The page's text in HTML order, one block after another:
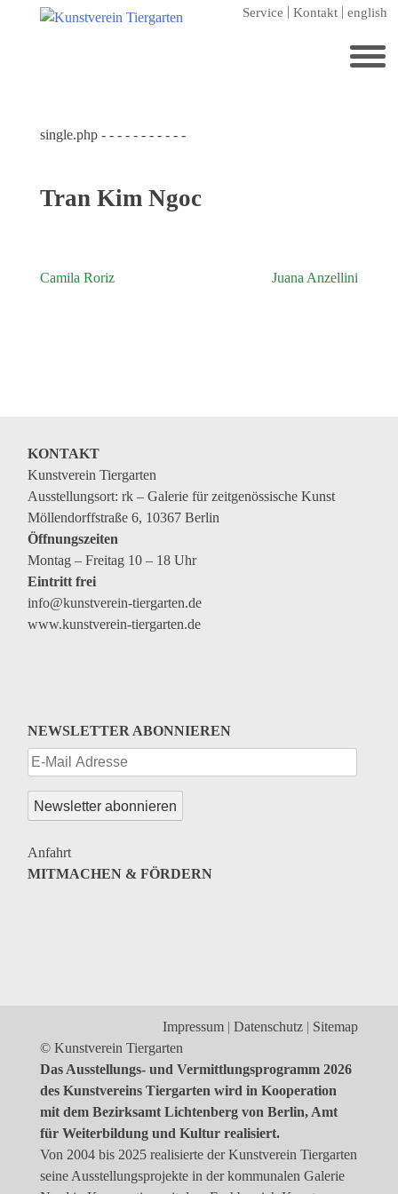
Service Kontakt english
Startseite
Förderer
Mitglied werden
Ortstermin
Vermittlung
aktuelle Projekte
Anfrage
Archiv
Schlagwörter
Künstler*innen
Genres
single.php - - - - - - - - - - -
Tran Kim Ngoc
Beitragsnavigation
Camila Roriz Juana Anzellini
KONTAKT
Kunstverein Tiergarten
Ausstellungsort: rk – Galerie für zeitgenössische Kunst
Möllendorffstraße 6, 10367 Berlin
Öffnungszeiten
Montag – Freitag 10 – 18 Uhr
Eintritt frei
info@kunstverein-tiergarten.de
www.kunstverein-tiergarten.de
NEWSLETTER ABONNIEREN
Anfahrt
MITMACHEN & FÖRDERN
Impressum Datenschutz
Sitemap
© Kunstverein Tiergarten
Das Ausstellungs- und Vermittlungsprogramm 2026
des Kunstvereins Tiergarten wird in Kooperation
mit dem Bezirksamt Lichtenberg von Berlin, Amt
für Weiterbildung und Kultur realisiert.
Von 2004 bis 2025 realisierte der Kunstverein Tiergarten
seine Ausstellungsprojekte in der kommunalen Galerie